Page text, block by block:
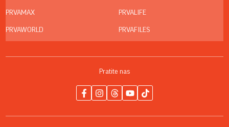
PRVAMAX
PRVAWORLD
PRVALIFE
PRVAFILES
Pratite nas